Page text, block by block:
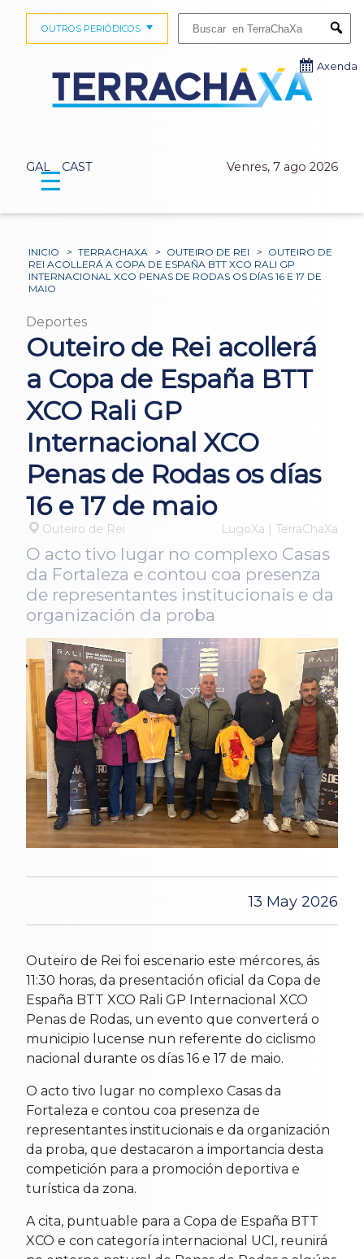
GAL CAST Venres, 7 ago 2026
OUTROS PERIÓDICOS
Axenda
☰
INICIO > TERRACHAXA > OUTEIRO DE REI > OUTEIRO DE
REI ACOLLERÁ A COPA DE ESPAÑA BTT XCO RALI GP
INTERNACIONAL XCO PENAS DE RODAS OS DÍAS 16 E 17 DE
MAIO
Deportes
Outeiro de Rei acollerá
a Copa de España BTT
XCO Rali GP
Internacional XCO
Penas de Rodas os días
16 e 17 de maio
Outeiro de Rei LugoXa | TerraChaXa
O acto tivo lugar no complexo Casas
da Fortaleza e contou coa presenza
de representantes institucionais e da
organización da proba
13 May 2026
Outeiro de Rei foi escenario este mércores, ás
11:30 horas, da presentación oficial da Copa de
España BTT XCO Rali GP Internacional XCO
Penas de Rodas, un evento que converterá o
municipio lucense nun referente do ciclismo
nacional durante os días 16 e 17 de maio.
O acto tivo lugar no complexo Casas da
Fortaleza e contou coa presenza de
representantes institucionais e da organización
da proba, que destacaron a importancia desta
competición para a promoción deportiva e
turística da zona.
A cita, puntuable para a Copa de España BTT
XCO e con categoría internacional UCI, reunirá